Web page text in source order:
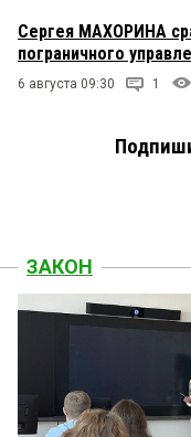
Сергея МАХОРИНА
пограничного
6 августа 09:30 1
ЗАКОН